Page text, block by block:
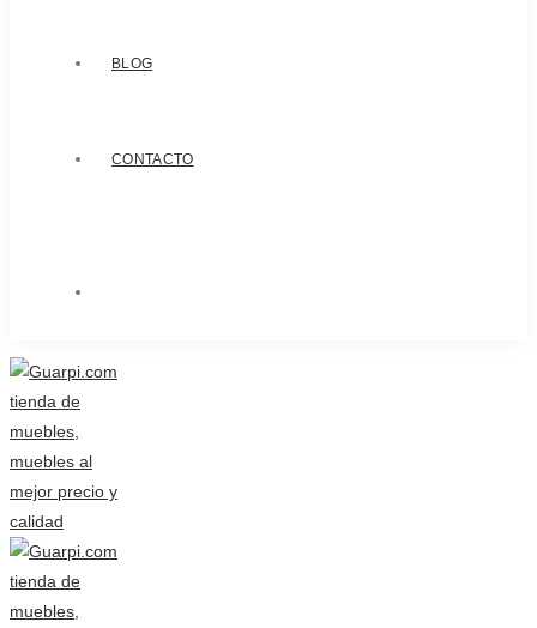
BLOG
CONTACTO